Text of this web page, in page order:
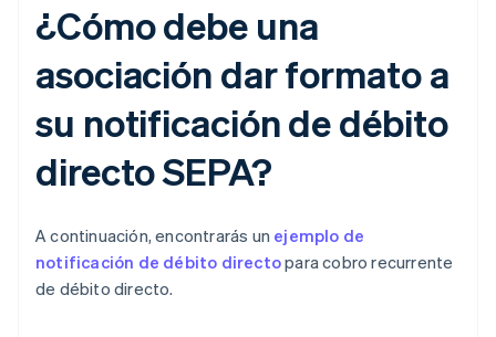
¿Cómo debe una
asociación dar formato a
su notificación de débito
directo SEPA?
A continuación, encontrarás un ejemplo de
notificación de débito directopara cobro recurrente
de débito directo.